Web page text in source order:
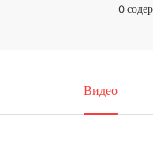
0
Видео